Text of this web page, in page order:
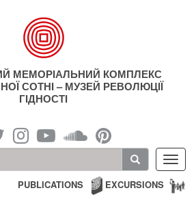
МЕМОРІАЛЬНИЙ КОМПЛЕКС
СОТНІ – МУЗЕЙ РЕВОЛЮЦІЇ
ГІДНОСТІ
EXCURSIONS
PUBLICATIONS